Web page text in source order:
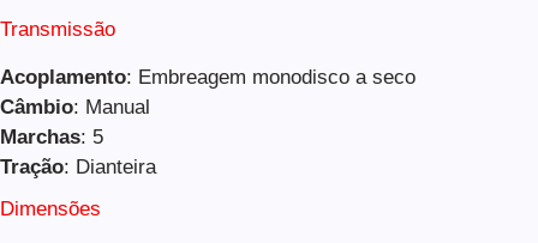
Transmissão
Acoplamento: Embreagem monodisco a seco
Câmbio: Manual
Marchas: 5
Tração: Dianteira
Dimensões